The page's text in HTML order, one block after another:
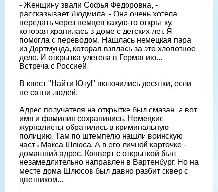
- Женщину звали Софья Федоровна, -
рассказывает Людмила. - Она очень хотела
передать через немцев какую-то открытку,
которая хранилась в доме с детских лет. Я
помогла с переводом. Нашлась немецкая пара
из Дортмунда, которая взялась за это хлопотное
дело. И открытка улетела в Германию...
Встреча с Россией
В квест "Найти Юту!" включились десятки, если
не сотни людей.
Адрес получателя на открытке был смазан, а вот
имя и фамилия сохранились. Немецкие
журналисты обратились в криминальную
полицию. Там по штемпелю нашли воинскую
часть Макса Шлюса. А в его личной карточке -
домашний адрес. Конверт с открыткой был
незамедлительно направлен в Вартенбург. Но на
месте дома Шлюсов был давно разбит сквер с
цветником...